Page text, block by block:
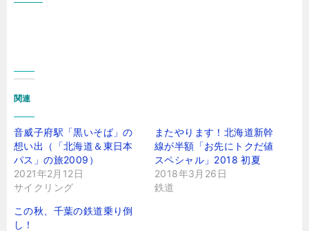
関連
音威子府駅「黒いそば」の
想い出（「北海道＆東日本
パス」の旅2009）
2021年2月12日
サイクリング
またやります！北海道新幹
線が半額「お先にトクだ値
スペシャル」2018 初夏
2018年3月26日
鉄道
この秋、千葉の鉄道乗り倒
し！